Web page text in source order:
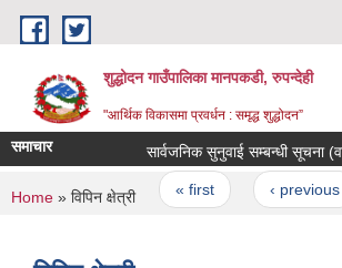
Skip to main content
शुद्धोदन गाउँपालिका मानपकडी, रुपन्देही
"आर्थिक विकासमा प्रवर्धन : समृद्ध शुद्धोदन”
समाचार सार्वजनिक सुनुवाई सम्बन्धी सूचना (वडा ३)
Pages
« first ‹ previous
You are here
Home » विपिन क्षेत्री